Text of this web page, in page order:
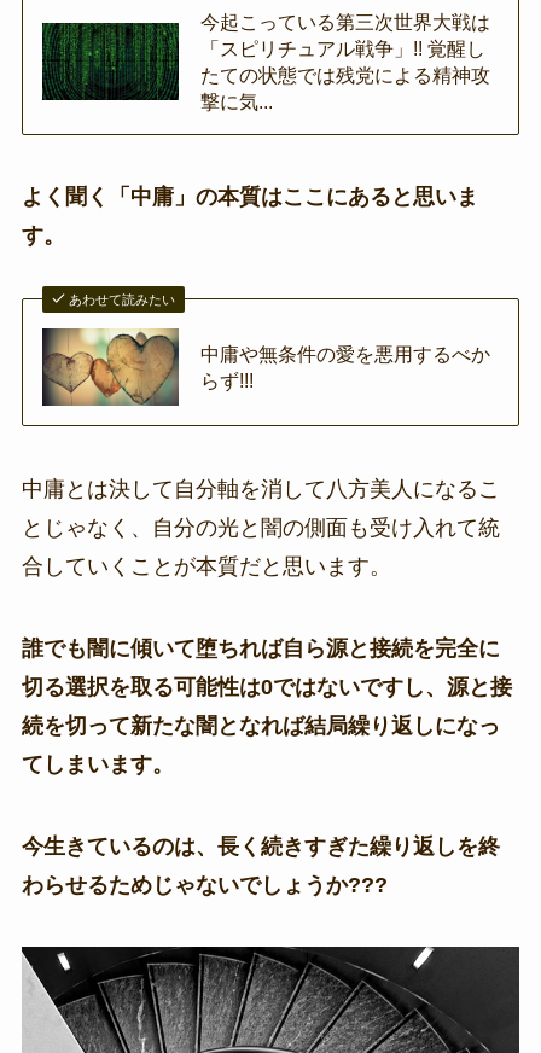
今起こっている第三次世界大戦は
「スピリチュアル戦争」!! 覚醒し
たての状態では残党による精神攻
撃に気...
よく聞く「中庸」の本質はここにあると思いま
す。
あわせて読みたい
中庸や無条件の愛を悪用するべか
らず!!!
中庸とは決して自分軸を消して八方美人になるこ
とじゃなく、自分の光と闇の側面も受け入れて統
合していくことが本質だと思います。
誰でも闇に傾いて堕ちれば自ら源と接続を完全に
切る選択を取る可能性は0ではないですし、源と接
続を切って新たな闇となれば結局繰り返しになっ
てしまいます。
今生きているのは、長く続きすぎた繰り返しを終
わらせるためじゃないでしょうか???